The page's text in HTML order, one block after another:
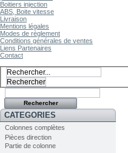
Boitiers injection
ABS, Boite vitesse
Livraison
Mentions légales
Modes de règlement
Conditions générales de ventes
Liens Partenaires
Contact
CATEGORIES
Colonnes complètes
Pièces direction
Partie de colonne